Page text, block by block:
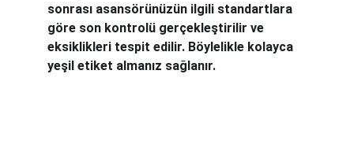
sonrası asansörünüzün ilgili standartlara
göre son kontrolü gerçekleştirilir ve
eksiklikleri tespit edilir. Böylelikle kolayca
yeşil etiket almanız sağlanır.